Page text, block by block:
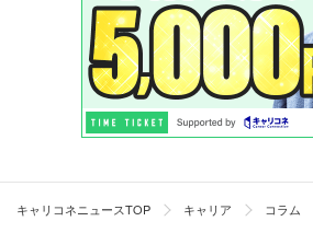
キャリコネニュースTOP キャリア コラム